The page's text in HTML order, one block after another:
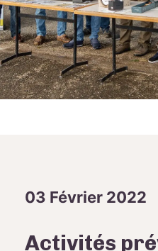
03 Février 2022
Activités